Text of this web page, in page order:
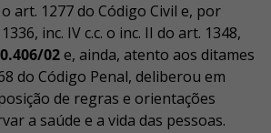
art. 1277 do Código Civil e, por
inc. IV c.c. o inc. II do art. 1348,
02e, ainda, atento aos ditames
do Código Penal, deliberou em
de regras e orientações
a saúde e a vida das pessoas.